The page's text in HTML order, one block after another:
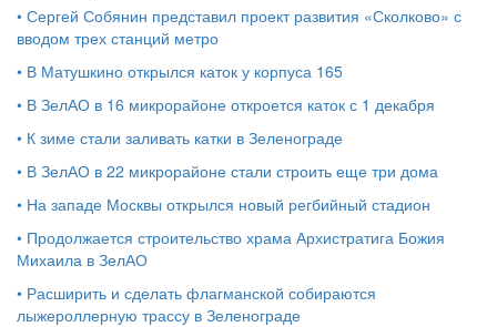
• Сергей Собянин представил проект развития «Сколково» с
вводом трех станций метро
• В Матушкино открылся каток у корпуса 165
• В ЗелАО в 16 микрорайоне откроется каток с 1 декабря
• К зиме стали заливать катки в Зеленограде
• В ЗелАО в 22 микрорайоне стали строить еще три дома
• На западе Москвы открылся новый регбийный стадион
• Продолжается строительство храма Архистратига Божия
Михаила в ЗелАО
• Расширить и сделать флагманской собираются
лыжероллерную трассу в Зеленограде